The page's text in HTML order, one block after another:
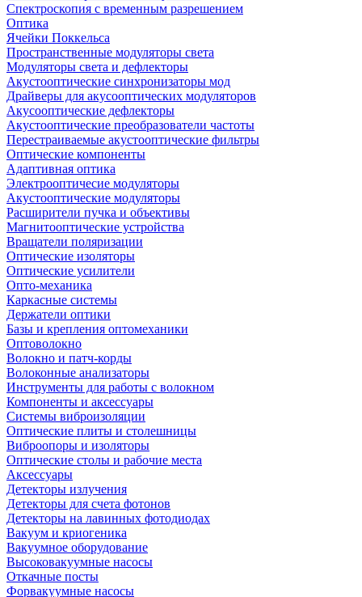
Спектроскопия с временным разрешением
Оптика
Ячейки Поккельса
Пространственные модуляторы света
Модуляторы света и дефлекторы
Акустооптические синхронизаторы мод
Драйверы для акусооптических модуляторов
Акусооптические дефлекторы
Акустооптические преобразователи частоты
Перестраиваемые акустооптические фильтры
Оптические компоненты
Адаптивная оптика
Электрооптичесие модуляторы
Акустооптические модуляторы
Расширители пучка и объективы
Магнитооптические устройства
Вращатели поляризации
Оптические изоляторы
Оптические усилители
Опто-механика
Каркасные системы
Держатели оптики
Базы и крепления оптомеханики
Оптоволокно
Волокно и патч-корды
Волоконные анализаторы
Инструменты для работы с волокном
Компоненты и аксессуары
Системы виброизоляции
Оптические плиты и столешницы
Виброопоры и изоляторы
Оптические столы и рабочие места
Аксессуары
Детекторы излучения
Детекторы для счета фотонов
Детекторы на лавинных фотодиодах
Вакуум и криогеника
Вакуумное оборудование
Высоковакуумные насосы
Откачные посты
Форвакуумные насосы